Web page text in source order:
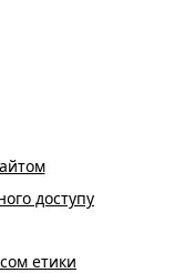
доступу
етики